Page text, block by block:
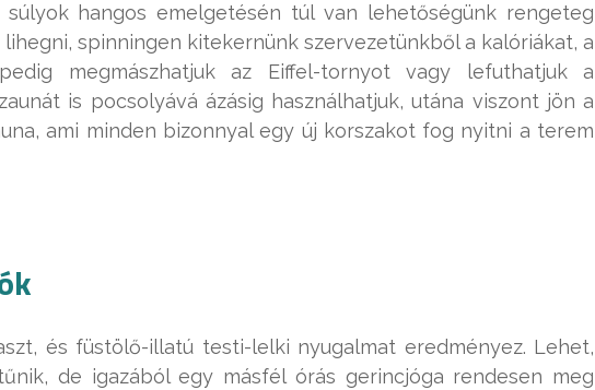
hangos emelgetésén túl van lehetőségünk rengeteg
spinningen kitekernünk szervezetünkből a kalóriákat, a
megmászhatjuk az Eiffel-tornyot vagy lefuthatjuk a
is pocsolyává ázásig használhatjuk, utána viszont jön a
ami minden bizonnyal egy új korszakot fog nyitni a terem
és füstölő-illatú testi-lelki nyugalmat eredményez. Lehet,
de igazából egy másfél órás gerincjóga rendesen meg